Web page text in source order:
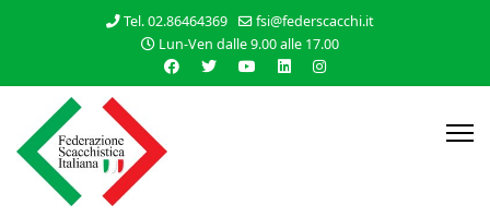
Tel. 02.86464369
fsi@federscacchi.it
Lun-Ven dalle 9.00 alle 17.00